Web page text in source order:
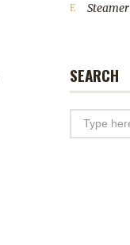
Steamer
SEARCH